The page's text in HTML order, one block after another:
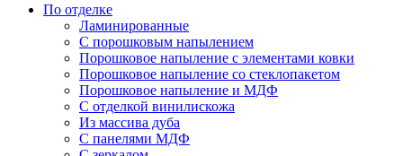
По отделке
Ламинированные
С порошковым напылением
Порошковое напыление с элементами ковки
Порошковое напыление со стеклопакетом
Порошковое напыление и МДФ
С отделкой винилискожа
Из массива дуба
С панелями МДФ